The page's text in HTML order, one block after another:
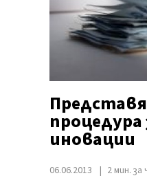
иновации
06.06.2013 2 мин.